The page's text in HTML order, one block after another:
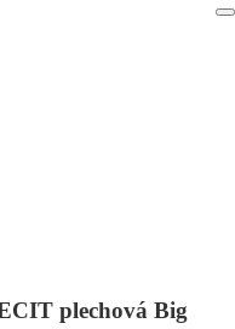
plechová Big